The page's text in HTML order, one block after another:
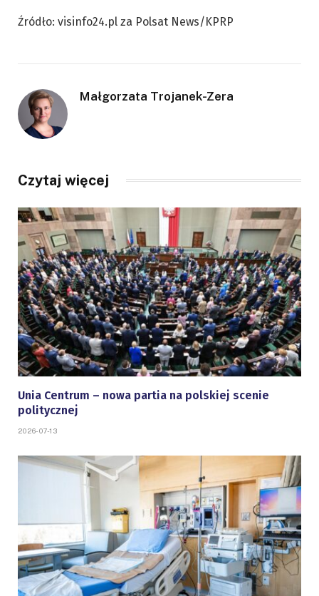
Źródło: visinfo24.pl za Polsat News/KPRP
Małgorzata Trojanek-Zera
Czytaj więcej
Unia Centrum – nowa partia na polskiej scenie
politycznej
2026-07-13